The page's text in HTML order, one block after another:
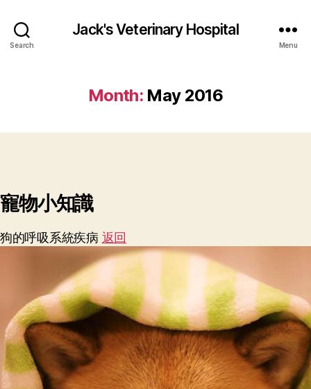
Search
Jack's Veterinary Hospital
Menu
Month: May 2016
寵物小知識
狗的呼吸系統疾病 返回